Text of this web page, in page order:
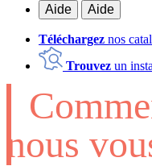
Aide
Aide
Téléchargez nos
Trouvez un
nous